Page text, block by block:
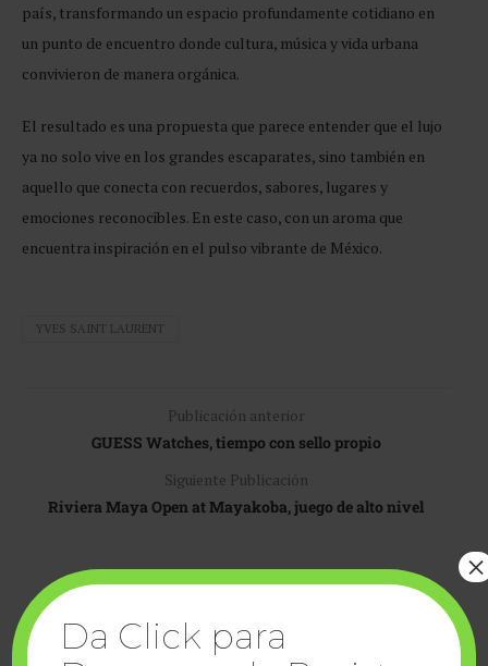
país, transformando un espacio profundamente cotidiano en
un punto de encuentro donde cultura, música y vida urbana
convivieron de manera orgánica.
El resultado es una propuesta que parece entender que el lujo
ya no solo vive en los grandes escaparates, sino también en
aquello que conecta con recuerdos, sabores, lugares y
emociones reconocibles. En este caso, con un aroma que
encuentra inspiración en el pulso vibrante de México.
YVES SAINT LAURENT
Publicación anterior
GUESS Watches, tiempo con sello propio
Siguiente Publicación
Riviera Maya Open at Mayakoba, juego de alto nivel
Da Click para
×